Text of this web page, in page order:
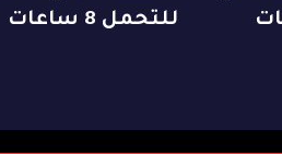
للتحمل 8 ساعات